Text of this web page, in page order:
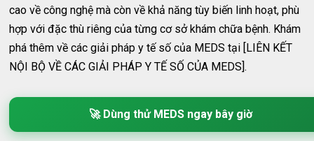
cao về công nghệ mà còn về khả năng tùy biến linh hoạt, phù
hợp với đặc thù riêng của từng cơ sở khám chữa bệnh. Khám
phá thêm về các giải pháp y tế số của MEDS tại [LIÊN KẾT
NỘI BỘ VỀ CÁC GIẢI PHÁP Y TẾ SỐ CỦA MEDS].
🚀 Dùng thử MEDS ngay bây giờ